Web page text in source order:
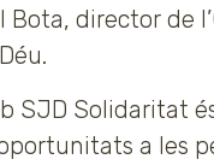
Bota, director de
SJD Solidaritat
a les